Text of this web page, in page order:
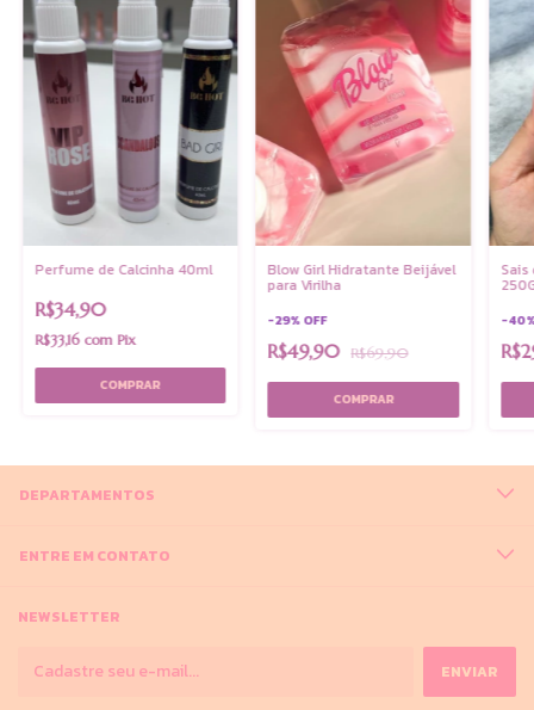
Perfume de Calcinha 40ml
R$34,90
R$33,16 com Pix
Blow Girl Hidratante Beijável
para Virilha
-29% OFF
R$49,90 R$69,90
Sais
-40
DEPARTAMENTOS
ENTRE EM CONTATO
NEWSLETTER